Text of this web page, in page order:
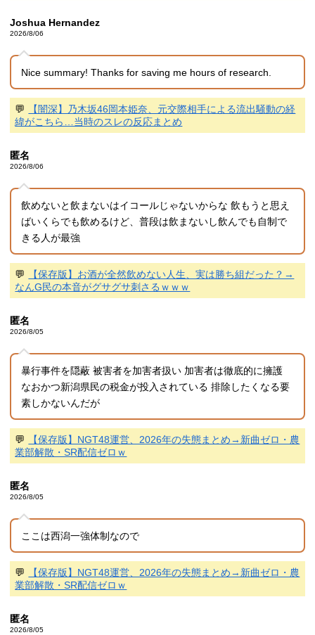
Joshua Hernandez
2026/8/06
Nice summary! Thanks for saving me hours of research.
💬
【闇深】乃木坂46岡本姫奈、元交際相手による流出騒動の経
緯がこちら…当時のスレの反応まとめ
匿名
2026/8/06
飲めないと飲まないはイコールじゃないからな 飲もうと思え
ばいくらでも飲めるけど、普段は飲まないし飲んでも自制で
きる人が最強
💬
【保存版】お酒が全然飲めない人生、実は勝ち組だった？→
なんG民の本音がグサグサ刺さるｗｗｗ
匿名
2026/8/05
暴行事件を隠蔽 被害者を加害者扱い 加害者は徹底的に擁護
なおかつ新潟県民の税金が投入されている 排除したくなる要
素しかないんだが
💬
【保存版】NGT48運営、2026年の失態まとめ→新曲ゼロ・農
業部解散・SR配信ゼロｗ
匿名
2026/8/05
ここは西潟一強体制なので
💬
【保存版】NGT48運営、2026年の失態まとめ→新曲ゼロ・農
業部解散・SR配信ゼロｗ
匿名
2026/8/05